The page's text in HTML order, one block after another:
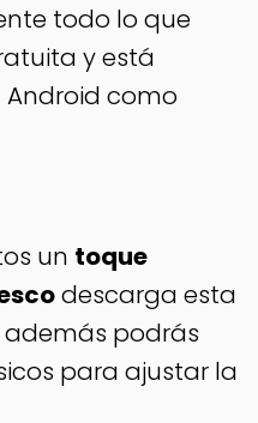
todo lo que
y está
como
un toque
descarga esta
podrás
para ajustar la